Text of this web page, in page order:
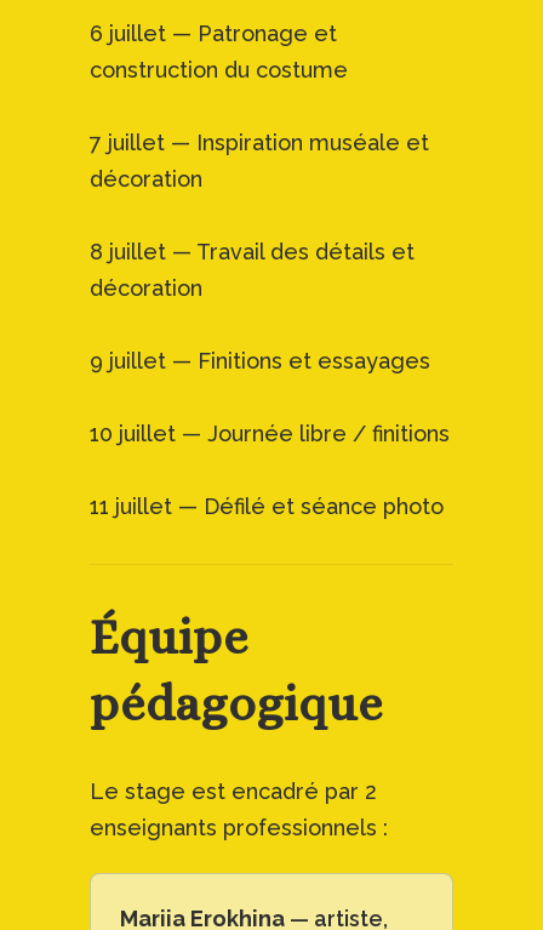
6 juillet — Patronage et
construction du costume
7 juillet — Inspiration muséale et
décoration
8 juillet — Travail des détails et
décoration
9 juillet — Finitions et essayages
10 juillet — Journée libre / finitions
11 juillet — Défilé et séance photo
Équipe
pédagogique
Le stage est encadré par 2
enseignants professionnels :
Mariia Erokhina — artiste,